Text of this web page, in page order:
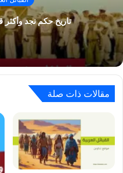
تاريخ حكم نجد
مقالات ذات صلة